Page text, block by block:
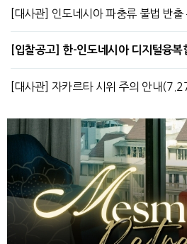
[대사관] 인도네시아 파충류 불법 반
[입찰공고] 한-인도네시아 디지털융복
[대사관] 자카르타 시위 주의 안내